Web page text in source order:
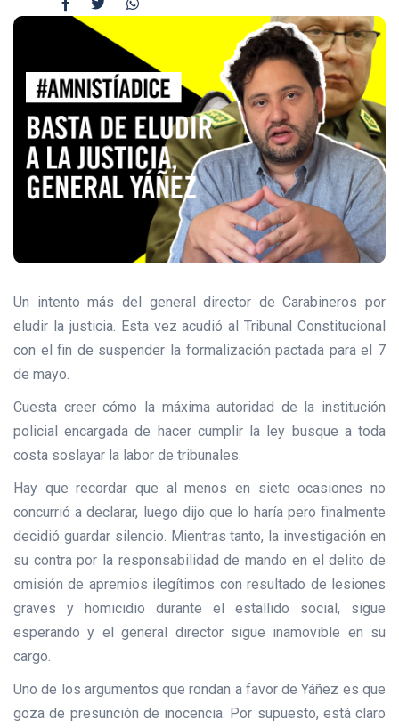
Un intento más del general director de Carabineros por
eludir la justicia. Esta vez acudió al Tribunal Constitucional
con el fin de suspender la formalización pactada para el 7
de mayo.
Cuesta creer cómo la máxima autoridad de la institución
policial encargada de hacer cumplir la ley busque a toda
costa soslayar la labor de tribunales.
Hay que recordar que al menos en siete ocasiones no
concurrió a declarar, luego dijo que lo haría pero finalmente
decidió guardar silencio. Mientras tanto, la investigación en
su contra por la responsabilidad de mando en el delito de
omisión de apremios ilegítimos con resultado de lesiones
graves y homicidio durante el estallido social, sigue
esperando y el general director sigue inamovible en su
cargo.
Uno de los argumentos que rondan a favor de Yáñez es que
goza de presunción de inocencia. Por supuesto, está claro